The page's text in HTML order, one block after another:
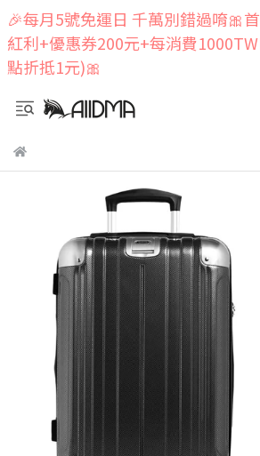
🎉每月5號免運日 千萬別錯過唷🎀
紅利+優惠券200元+每消費
點折抵1元)🎀